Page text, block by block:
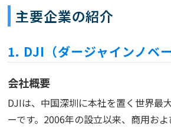
主要企業の紹介
1. DJI（ダージャインノベー
会社概要
DJIは、中国深圳に本社を置く世界最
ーです。2006年の設立以来、商用お